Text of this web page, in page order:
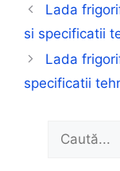
Lada
si specificatii
Lada
specificatii
după: